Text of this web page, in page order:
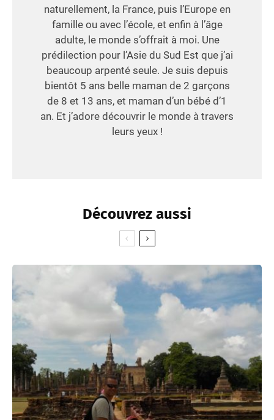
naturellement, la France, puis l’Europe en
famille ou avec l’école, et enfin à l’âge
adulte, le monde s’offrait à moi. Une
prédilection pour l’Asie du Sud Est que j’ai
beaucoup arpenté seule. Je suis depuis
bientôt 5 ans belle maman de 2 garçons
de 8 et 13 ans, et maman d’un bébé d’1
an. Et j’adore découvrir le monde à travers
leurs yeux !
Découvrez aussi